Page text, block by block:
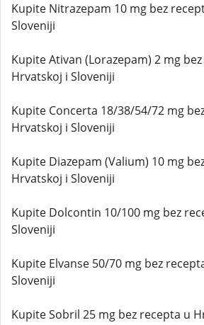
Kupite Nitrazepam 10 mg bez
Sloveniji
Kupite Ativan (Lorazepam) 2 mg
Hrvatskoj i Sloveniji
Kupite Concerta 18/38/54/72 mg
Hrvatskoj i Sloveniji
Kupite Diazepam (Valium) 10 mg
Hrvatskoj i Sloveniji
Kupite Dolcontin 10/100 mg bez
Sloveniji
Kupite Elvanse 50/70 mg bez
Sloveniji
Kupite Sobril 25 mg bez recepta u